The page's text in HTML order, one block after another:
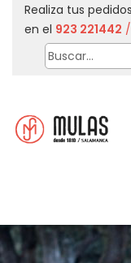
Realiza tus
en el 923 221442 /